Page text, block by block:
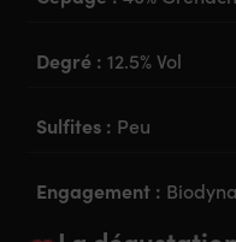
Degré :12.5% Vol
Sulfites : Peu
Engagement :